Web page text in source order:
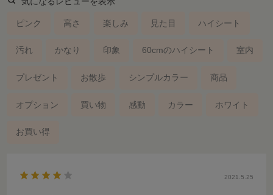
ピンク 高さ 楽しみ 見た目 ハイシート
汚れ かなり 印象 60cmのハイシート 室内
プレゼント お散歩 シンプルカラー 商品
オプション 買い物 感動 カラー ホワイト
お買い得
2021.5.25